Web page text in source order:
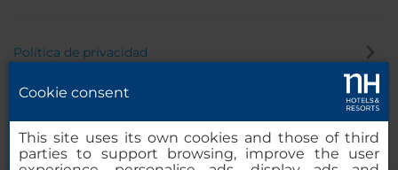
Política de privacidad
Cookie consent
This site uses its own cookies and those of third
parties to support browsing, improve the user